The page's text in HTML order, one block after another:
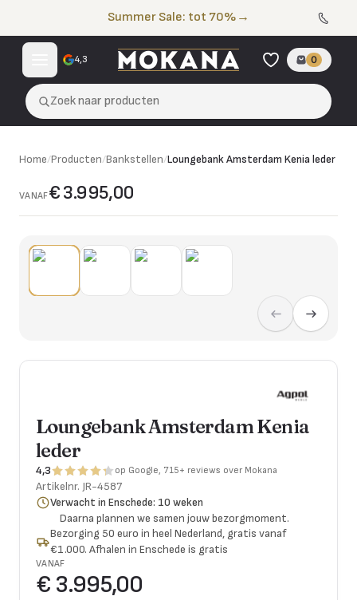
Summer Sale: tot 70% →
4,3 0
Zoek naar producten
Home/Producten/Bankstellen/Loungebank Amsterdam Kenia leder
VANAF€ 3.995,00
Loungebank Amsterdam Kenia
leder
4,3 op Google, 715+ reviews over Mokana
Artikelnr. JR-4587
Verwacht in Enschede: 10 weken
Daarna plannen we samen jouw bezorgmoment.
Bezorging 50 euro in heel Nederland, gratis vanaf
€1.000. Afhalen in Enschede is gratis
VANAF
€ 3.995,00